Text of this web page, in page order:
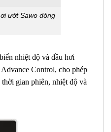
ướt Sawo dòng
nhiệt độ và đầu hơi
Control, cho phép
gian phiên, nhiệt độ và